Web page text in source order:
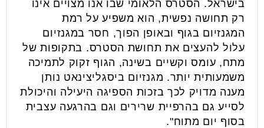
בישראל. הסטרס הלאומי שבו אנו מצויים אינו
רק תחושה נפשית, הוא משפיע על רמת
המגנזיום בגוף ובאופן הפוך, חסר במגנזיום
עלול להעצים את תחושת הסטרס. בתקופות של
מתח, עומס וקשיים בשינה, הגוף זקוק לתמיכה
משמעותית יותר. מגנזיום ביסגליצינאט נותן
מענה מדויק לכך בזכות הספיגה היעילה והיכולת
לסייע גם בהרפיית שרירים וגם בהרגעה עצבית
בסוף יום מתוח".